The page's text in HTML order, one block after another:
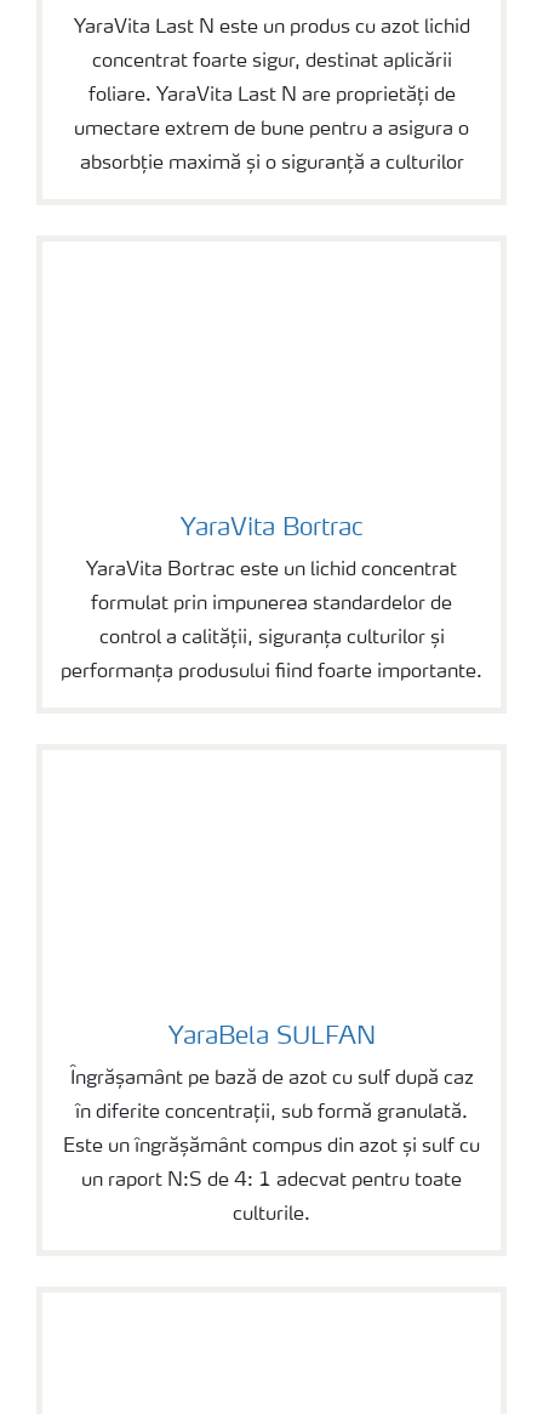
YaraVita Last N este un produs cu azot lichid
concentrat foarte sigur, destinat aplicării
foliare. YaraVita Last N are proprietăți de
umectare extrem de bune pentru a asigura o
absorbție maximă și o siguranță a culturilor
YaraVita Bortrac
YaraVita Bortrac este un lichid concentrat
formulat prin impunerea standardelor de
control a calității, siguranța culturilor și
performanța produsului fiind foarte importante.
YaraBela SULFAN
Îngrășamânt pe bază de azot cu sulf după caz
în diferite concentrații, sub formă granulată.
Este un îngrășământ compus din azot și sulf cu
un raport N:S de 4: 1 adecvat pentru toate
culturile.